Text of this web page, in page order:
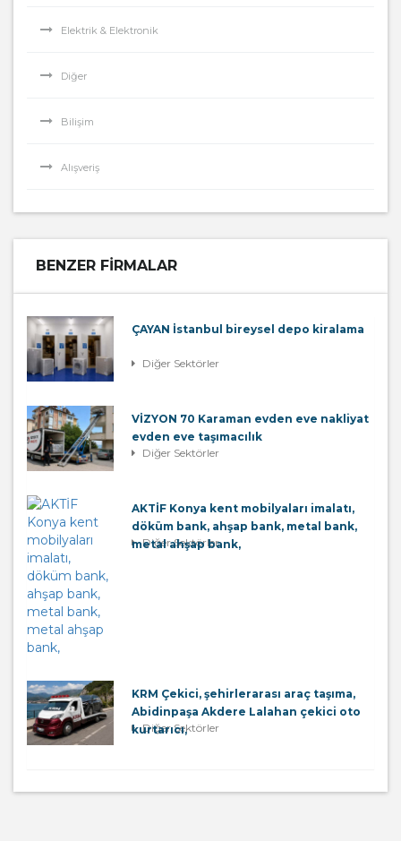
Elektrik & Elektronik
Diğer
Bilişim
Alışveriş
BENZER FIRMALAR
ÇAYAN İstanbul bireysel depo kiralama
Diğer Sektörler
VİZYON 70 Karaman evden eve nakliyat
evden eve taşımacılık
Diğer Sektörler
AKTİF Konya kent mobilyaları imalatı,
döküm bank, ahşap bank, metal bank,
metal ahşap bank,
Diğer Sektörler
KRM Çekici, şehirlerarası araç taşıma,
Abidinpaşa Akdere Lalahan çekici oto
kurtarıcı,
Diğer Sektörler